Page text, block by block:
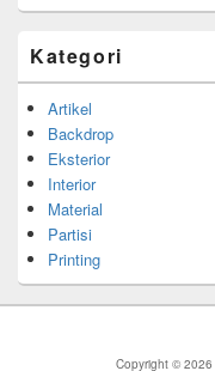
Kategori
Artikel
Backdrop
Eksterior
Interior
Material
Partisi
Printing
Copyright © 2026